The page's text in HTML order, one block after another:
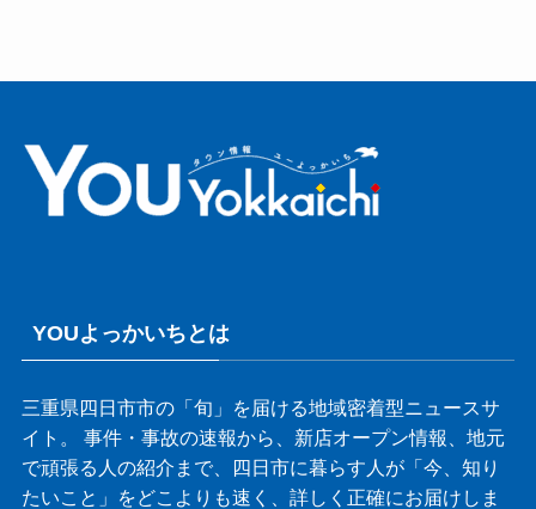
YOUよっかいちとは
三重県四日市市の「旬」を届ける地域密着型ニュースサ
イト。 事件・事故の速報から、新店オープン情報、地元
で頑張る人の紹介まで、四日市に暮らす人が「今、知り
たいこと」をどこよりも速く、詳しく正確にお届けしま